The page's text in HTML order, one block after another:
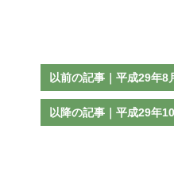
以前の記事｜平成29年8
以降の記事｜平成29年